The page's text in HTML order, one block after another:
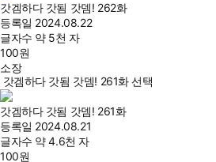
갓겜하다 갓됨 갓뎀! 262화
등록일 2024.08.22
글자수 약 5천 자
100원
소장
갓겜하다 갓됨 갓뎀! 261화 선택
갓겜하다 갓됨 갓뎀! 261화
등록일 2024.08.21
글자수 약 4.6천 자
100원